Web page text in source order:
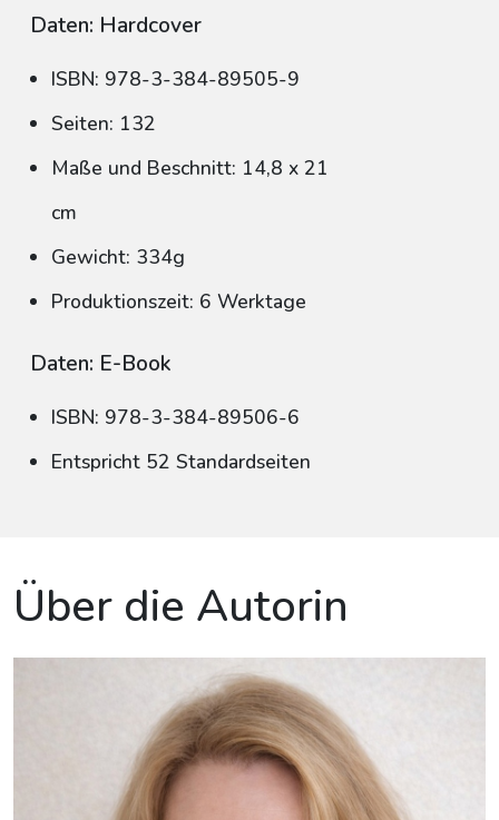
Daten: Hardcover
ISBN: 978-3-384-89505-9
Seiten: 132
Maße und Beschnitt: 14,8 x 21
cm
Gewicht: 334g
Produktionszeit: 6 Werktage
Daten: E-Book
ISBN: 978-3-384-89506-6
Entspricht 52 Standardseiten
Über die Autorin